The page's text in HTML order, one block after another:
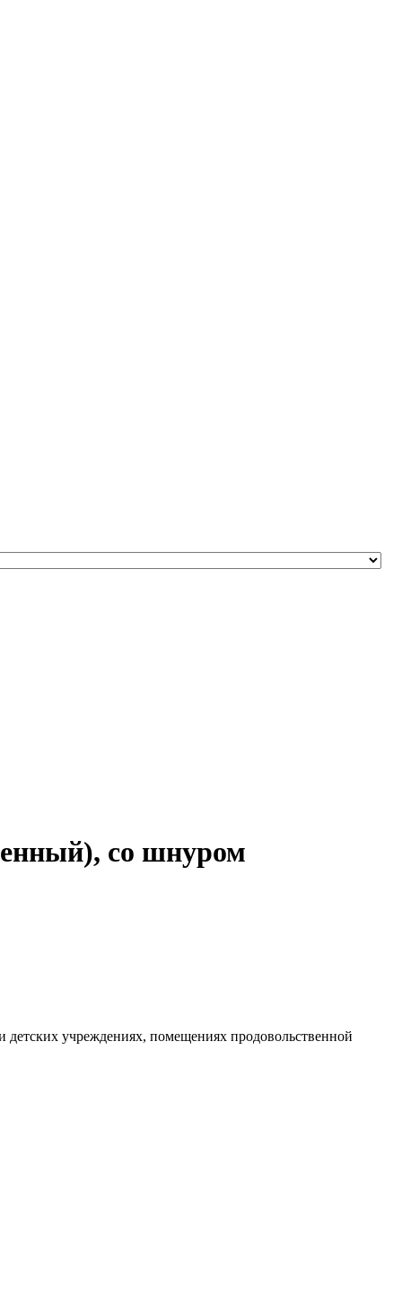
со шнуром
детских учреждениях, помещениях продовольственной